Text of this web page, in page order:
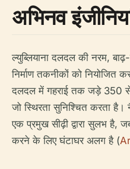
अभिनव
ल्युब्लियाना दलदल की नरम,
निर्माण तकनीकों को नियोजित
दलदल में गहराई तक जड़े 350
जो स्थिरता सुनिश्चित करता
एक प्रमुख सीढ़ी द्वारा सुलभ है,
करने के लिए घंटाघर अलग है (